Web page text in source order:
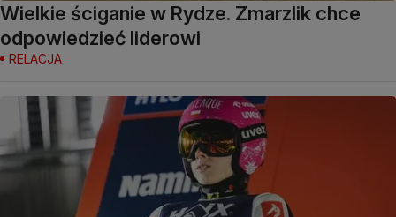
Wielkie ściganie w Rydze. Zmarzlik chce
odpowiedzieć liderowi
RELACJA